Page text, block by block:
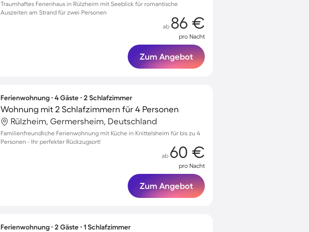
Traumhaftes Ferienhaus in Rülzheim mit Seeblick für romantische
Auszeiten am Strand für zwei Personen
ab 86 €
pro Nacht
Zum Angebot
Ferienwohnung ∙ 4 Gäste ∙ 2 Schlafzimmer
Wohnung mit 2 Schlafzimmern für 4 Personen
Rülzheim, Germersheim, Deutschland
Familienfreundliche Ferienwohnung mit Küche in Knittelsheim für bis zu 4
Personen - Ihr perfekter Rückzugsort!
ab 60 €
pro Nacht
Zum Angebot
Ferienwohnung ∙ 2 Gäste ∙ 1 Schlafzimmer